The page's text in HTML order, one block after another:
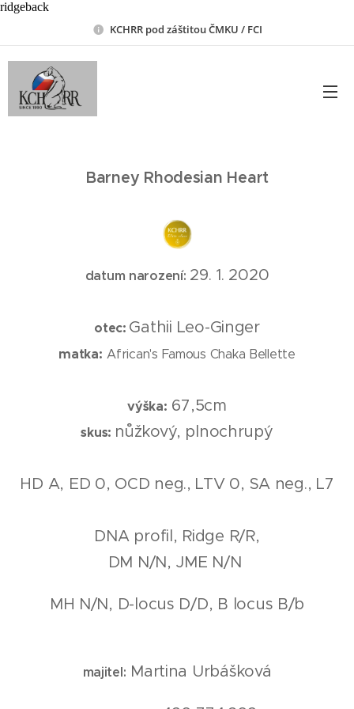
ridgeback
KCHRR pod záštitou ČMKU / FCI
Barney Rhodesian Heart
datum narození: 29. 1. 2020
otec: Gathii Leo-Ginger
matka: African's Famous Chaka Bellette
výška: 67,5cm
skus: nůžkový, plnochrupý
HD A, ED 0, OCD neg., LTV 0, SA neg., L7
DNA profil, Ridge R/R,
DM N/N, JME N/N
MH N/N, D-locus D/D, B locus B/b
majitel: Martina Urbášková